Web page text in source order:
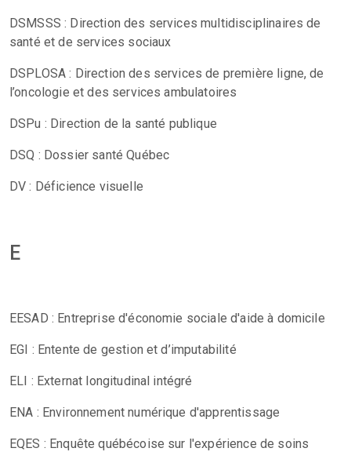
DSMSSS : Direction des services multidisciplinaires de
santé et de services sociaux
DSPLOSA : Direction des services de première ligne, de
l’oncologie et des services ambulatoires
DSPu : Direction de la santé publique
DSQ : Dossier santé Québec
DV : Déficience visuelle
E
EESAD : Entreprise d'économie sociale d'aide à domicile
EGI : Entente de gestion et d’imputabilité
ELI : Externat longitudinal intégré
ENA : Environnement numérique d'apprentissage
EQES : Enquête québécoise sur l'expérience de soins